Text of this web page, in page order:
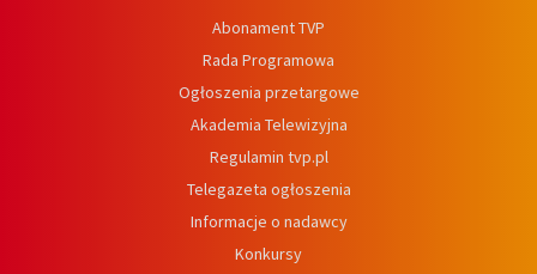
Abonament TVP
Rada Programowa
Ogłoszenia przetargowe
Akademia Telewizyjna
Regulamin tvp.pl
Telegazeta ogłoszenia
Informacje o nadawcy
Konkursy